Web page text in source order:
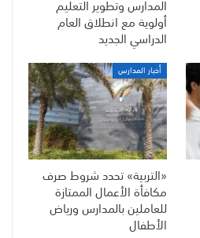
المدارس وتطوير التعليم
أولوية مع انطلاق العام
الدراسي الجديد
أخبار المدارس
«التربية» تحدد شروط صرف
مكافأة الأعمال الممتازة
للعاملين بالمدارس ورياض
الأطفال